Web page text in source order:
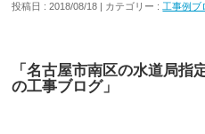
投稿日 : 2018/08/18 | カテゴリー : 工事例ブ
「名古屋市南区の水道局
の工事ブログ」